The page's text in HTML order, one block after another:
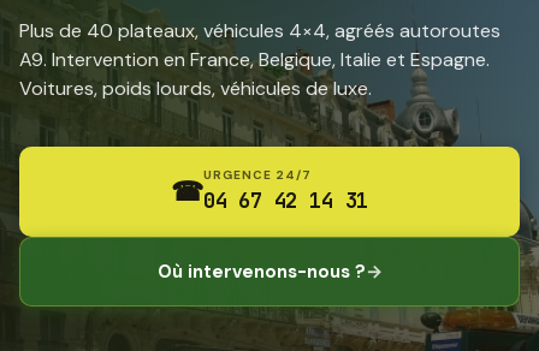
Plus de 40 plateaux, véhicules 4×4, agréés autoroutes
A9. Intervention en France, Belgique, Italie et Espagne.
Voitures, poids lourds, véhicules de luxe.
☎URGENCE 24/7
04 67 42 14 31
Où intervenons-nous ?→